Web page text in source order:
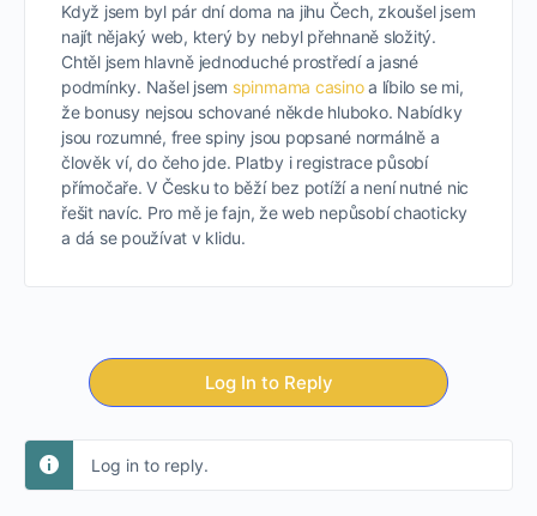
Když jsem byl pár dní doma na jihu Čech, zkoušel jsem
najít nějaký web, který by nebyl přehnaně složitý.
Chtěl jsem hlavně jednoduché prostředí a jasné
podmínky. Našel jsem spinmama casinoa líbilo se mi,
že bonusy nejsou schované někde hluboko. Nabídky
jsou rozumné, free spiny jsou popsané normálně a
člověk ví, do čeho jde. Platby i registrace působí
přímočaře. V Česku to běží bez potíží a není nutné nic
řešit navíc. Pro mě je fajn, že web nepůsobí chaoticky
a dá se používat v klidu.
Log In to Reply
Log in to reply.